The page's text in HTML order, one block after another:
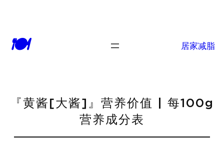
🍽 居家减脂
『黄酱[大酱]』营养价值 | 每100g
营养成分表